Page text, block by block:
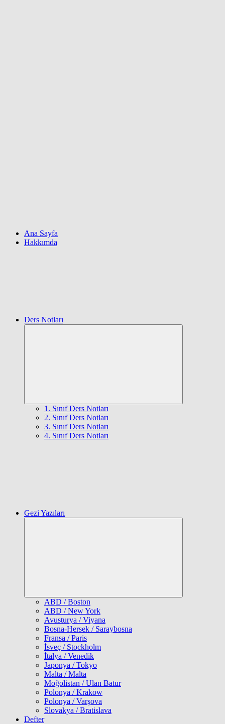
Ana Sayfa
Hakkımda
Ders Notları
1. Sınıf Ders Notları
2. Sınıf Ders Notları
3. Sınıf Ders Notları
4. Sınıf Ders Notları
Gezi Yazıları
ABD / Boston
ABD / New York
Avusturya / Viyana
Bosna-Hersek / Saraybosna
Fransa / Paris
İsveç / Stockholm
İtalya / Venedik
Japonya / Tokyo
Malta / Malta
Moğolistan / Ulan Batur
Polonya / Krakow
Polonya / Varşova
Slovakya / Bratislava
Defter